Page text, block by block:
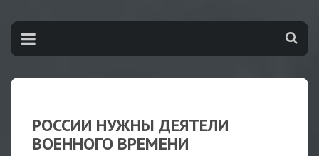
РОССИИ НУЖНЫ ДЕЯТЕЛИ
ВОЕННОГО ВРЕМЕНИ